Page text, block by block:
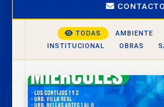
CONTACTO
TODAS AMBIENTE
INSTITUCIONAL
OBRAS